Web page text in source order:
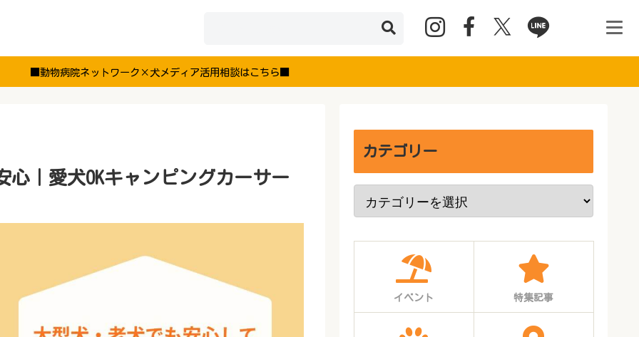
■動物病院ネットワーク×犬メディア活用相談はこちら■
｜愛犬OKキャンピングカーサー
カテゴリー
イベント 特集記事